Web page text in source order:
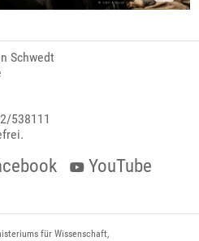
Schwedt
538111
YouTube
für Wissenschaft,